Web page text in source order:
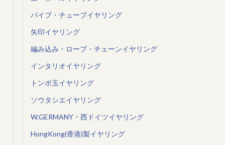
パイプ・チューブイヤリング
矢印イヤリング
編み込み・ロープ・チェーンイヤリング
インタリオイヤリング
トンボ玉イヤリング
ソウタシエイヤリング
W.GERMANY・西ドイツイヤリング
HongKong(香港)製イヤリング